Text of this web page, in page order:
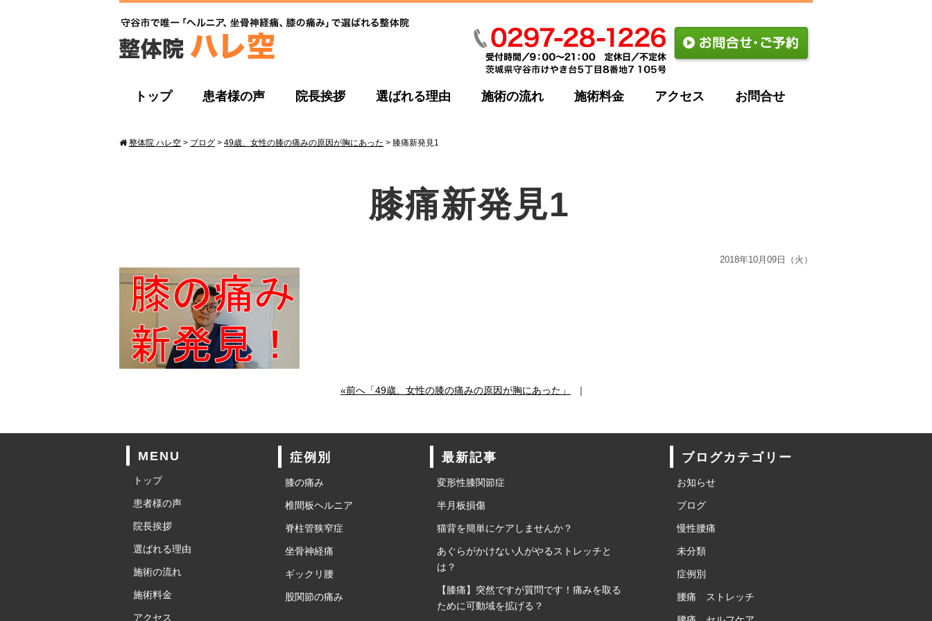
トップ 患者様の声 院長挨拶 選ばれる理由 施術の流れ 施術料金 アクセス お問合せ
整体院 ハレ空 > ブログ > 49歳、女性の膝の痛みの原因が胸にあった > 膝痛新発見1
膝痛新発見1
2018年10月09日（火）
«前へ「49歳、女性の膝の痛みの原因が胸にあった」 ｜
MENU
トップ
患者様の声
院長挨拶
選ばれる理由
施術の流れ
施術料金
アクセス
症例別
膝の痛み
椎間板ヘルニア
脊柱管狭窄症
坐骨神経痛
ギックリ腰
股関節の痛み
最新記事
変形性膝関節症
半月板損傷
猫背を簡単にケアしませんか？
あぐらがかけない人がやるストレッチと
は？
【膝痛】突然ですが質問です！痛みを取る
ために可動域を拡げる？
ブログカテゴリー
お知らせ
ブログ
慢性腰痛
未分類
症例別
腰痛 ストレッチ